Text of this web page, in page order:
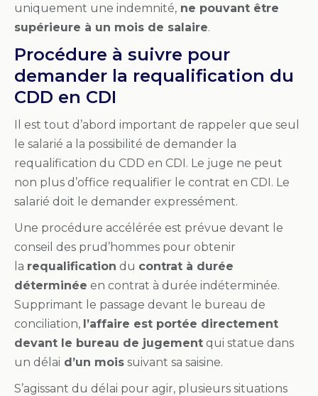
uniquement une indemnité, ne pouvant être
supérieure à un mois de salaire.
Procédure à suivre pour
demander la requalification du
CDD en CDI
Il est tout d’abord important de rappeler que seul
le salarié a la possibilité de demander la
requalification du CDD en CDI. Le juge ne peut
non plus d’office requalifier le contrat en CDI. Le
salarié doit le demander expressément.
Une procédure accélérée est prévue devant le
conseil des prud’hommes pour obtenir
la requalification du contrat à durée
déterminée en contrat à durée indéterminée.
Supprimant le passage devant le bureau de
conciliation, l’affaire est portée directement
devant le bureau de jugement qui statue dans
un délai d’un mois suivant sa saisine.
S’agissant du délai pour agir, plusieurs situations